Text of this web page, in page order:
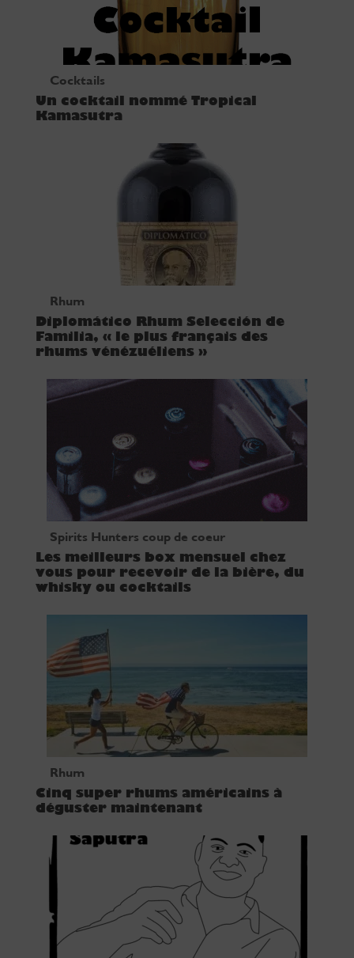
Cocktails
Un cocktail nommé Tropical
Kamasutra
Rhum
Diplomático Rhum Selección de
Familia, « le plus français des
rhums vénézuéliens »
Spirits Hunters coup de coeur
Les meilleurs box mensuel chez
vous pour recevoir de la bière, du
whisky ou cocktails
Rhum
Cinq super rhums américains à
déguster maintenant